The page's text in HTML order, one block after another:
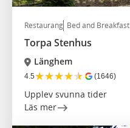
Restaurang Bed and Breakfast
Torpa Stenhus
Länghem
4.5★★★★★ (1646)
Upplev svunna tider
Läs mer